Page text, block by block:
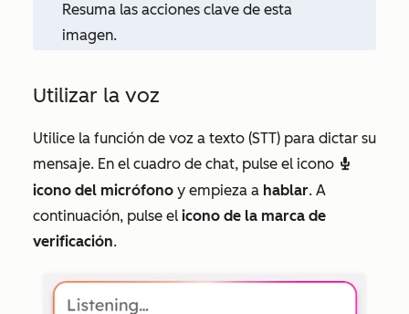
Resuma las acciones clave de esta
imagen.
Utilizar la voz
Utilice la función de voz a texto (STT) para dictar su
mensaje. En el cuadro de chat, pulse el icono recordIcon
icono del micrófono y empieza a hablar. A
continuación, pulse el icono de la marca de
verificación.